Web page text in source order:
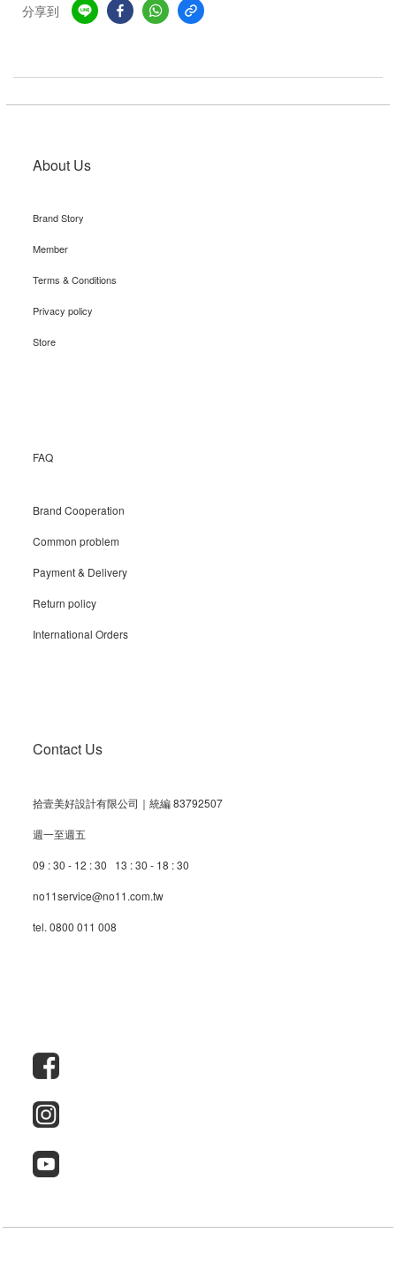
分享到
About Us
Brand Story
Member
Terms & Conditions
Privacy policy
Store
FAQ
Brand Cooperation
Common problem
Payment & Delivery
Return policy
International Orders
Contact Us
拾壹美好設計有限公司｜統編 83792507
週一至週五
09 : 30 - 12 : 30 13 : 30 - 18 : 30
no11service@no11.com.tw
tel. 0800 011 008